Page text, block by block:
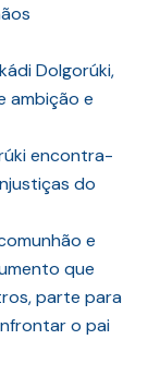
Dolgorúki,
ambição e
encontra-
do
e
que
parte para
o pai